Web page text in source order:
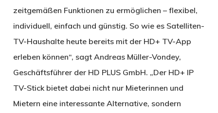
zeitgemäßen Funktionen zu ermöglichen – flexibel,
individuell, einfach und günstig. So wie es Satelliten-
TV-Haushalte heute bereits mit der HD+ TV-App
erleben können“, sagt Andreas Müller-Vondey,
Geschäftsführer der HD PLUS GmbH. „Der HD+ IP
TV-Stick bietet dabei nicht nur Mieterinnen und
Mietern eine interessante Alternative, sondern